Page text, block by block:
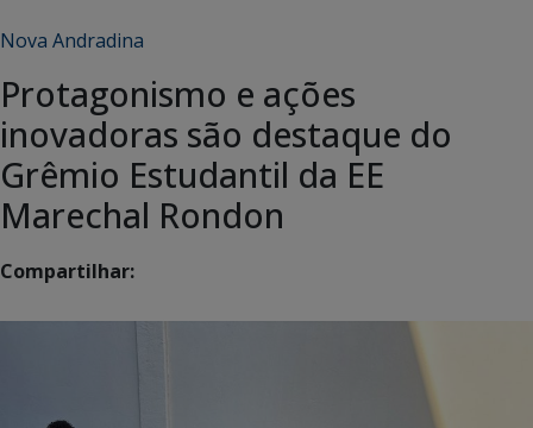
Nova Andradina
Protagonismo e ações
inovadoras são destaque do
Grêmio Estudantil da EE
Marechal Rondon
Compartilhar: